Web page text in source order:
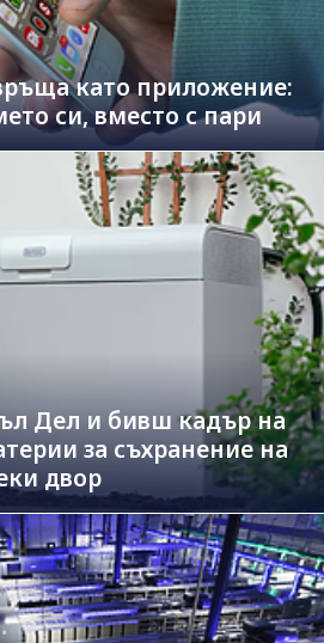
като приложение:
си, вместо с пари
Дeл и бивш кадър на
за съхранение на
двор